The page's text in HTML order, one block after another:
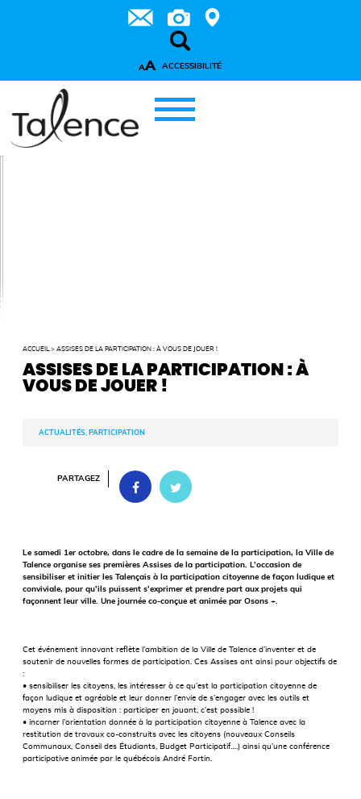
AA ACCESSIBILITÉ
ACCUEIL >ASSISES DE LA PARTICIPATION : À VOUS DE JOUER !
ASSISES DE LA PARTICIPATION : À
VOUS DE JOUER !
ACTUALITÉS, PARTICIPATION
PARTAGEZ
Le samedi 1er octobre, dans le cadre de la semaine de la participation, la Ville de
Talence organise ses premières Assises de la participation. L’occasion de
sensibiliser et initier les Talençais à la participation citoyenne de façon ludique et
conviviale, pour qu’ils puissent s’exprimer et prendre part aux projets qui
façonnent leur ville. Une journée co-conçue et animée par Osons +.
Cet événement innovant reﬂète l’ambition de la Ville de Talence d’inventer et de
soutenir de nouvelles formes de participation. Ces Assises ont ainsi pour objectifs de
:
• sensibiliser les citoyens, les intéresser à ce qu’est la participation citoyenne de
façon ludique et agréable et leur donner l’envie de s’engager avec les outils et
moyens mis à disposition : participer en jouant, c’est possible !
• incarner l’orientation donnée à la participation citoyenne à Talence avec la
restitution de travaux co-construits avec les citoyens (nouveaux Conseils
Communaux, Conseil des Étudiants, Budget Participatif….) ainsi qu’une conférence
participative animée par le québécois André Fortin.